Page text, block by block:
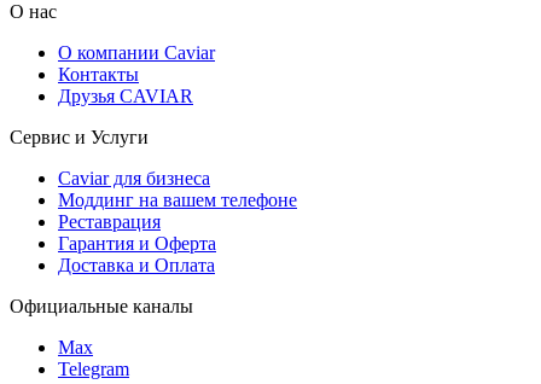
О нас
О компании Caviar
Контакты
Друзья CAVIAR
Сервис и Услуги
Caviar для бизнеса
Моддинг на вашем телефоне
Реставрация
Гарантия и Оферта
Доставка и Оплата
Официальные каналы
Max
Telegram